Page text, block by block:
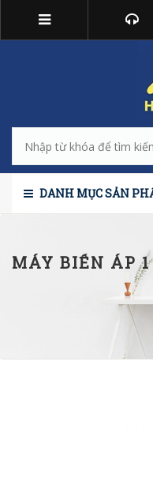
DANH MỤC SẢN